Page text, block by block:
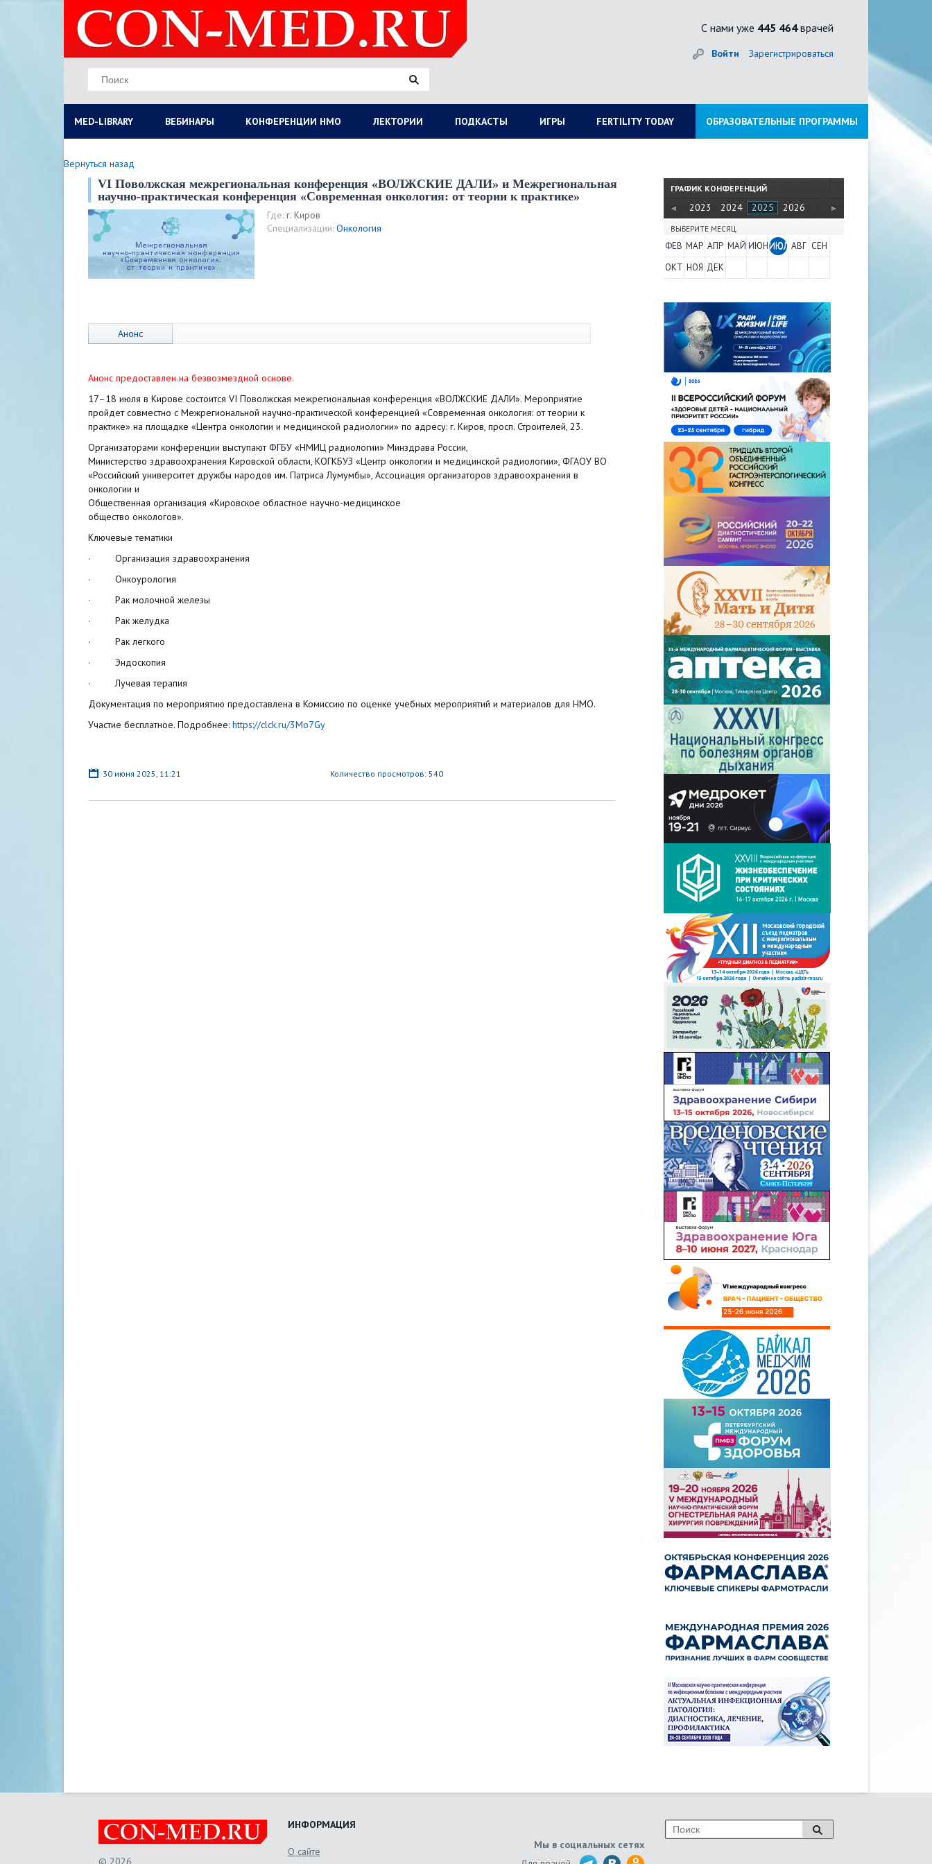
С нами уже 445 464врачей
Войти Зарегистрироваться
MED-LIBRARY ВЕБИНАРЫ КОНФЕРЕНЦИИ НМО ЛЕКТОРИИ ПОДКАСТЫ ИГРЫ FERTILITY TODAY ОБРАЗОВАТЕЛЬНЫЕ ПРОГРАММЫ
Вернуться назад
VI Поволжская межрегиональная конференция «ВОЛЖСКИЕ ДАЛИ» и Межрегиональная
научно-практическая конференция «Современная онкология: от теории к практике»
Где: г. Киров
Специализации: Онкология
Анонс
Анонс предоставлен на безвозмездной основе.
17–18 июля в Кирове состоится VI Поволжская межрегиональная конференция «ВОЛЖСКИЕ ДАЛИ». Мероприятие
пройдет совместно с Межрегиональной научно-практической конференцией «Современная онкология: от теории к
практике» на площадке «Центра онкологии и медицинской радиологии» по адресу: г. Киров, просп. Строителей, 23.
Организаторами конференции выступают ФГБУ «НМИЦ радиологии» Минздрава России,
Министерство здравоохранения Кировской области, КОГКБУЗ «Центр онкологии и медицинской радиологии», ФГАОУ ВО
«Российский университет дружбы народов им. Патриса Лумумбы», Ассоциация организаторов здравоохранения в
онкологии и
Общественная организация «Кировское областное научно-медицинское
общество онкологов».
Ключевые тематики
· Организация здравоохранения
· Онкоурология
· Рак молочной железы
· Рак желудка
· Рак легкого
· Эндоскопия
· Лучевая терапия
Документация по мероприятию предоставлена в Комиссию по оценке учебных мероприятий и материалов для НМО.
Участие бесплатное. Подробнее: https://clck.ru/3Mo7Gy
30 июня 2025, 11:21 Количество просмотров: 540
ГРАФИК КОНФЕРЕНЦИЙ
2022 2023 2024 2025 2026
ВЫБЕРИТЕ МЕСЯЦ
ФЕВ МАР АПР МАЙ ИЮНИЮЛ АВГ СЕН
ОКТ НОЯ ДЕК
© 2026
ИНФОРМАЦИЯ
О сайте
Мы в социальных сетях